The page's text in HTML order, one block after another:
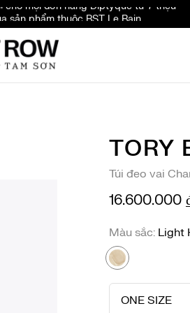
sản phẩm thuộc BST Le Bain
- Giảm 10% cho đơn đầu tiên
TORY
Túi đeo vai
16.600.000
Màu sắc Light
ONE SIZE